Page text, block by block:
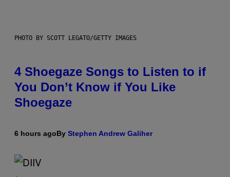
PHOTO BY SCOTT LEGATO/GETTY IMAGES
4 Shoegaze Songs to Listen to if
You Don’t Know if You Like
Shoegaze
6 hours agoBy Stephen Andrew Galiher